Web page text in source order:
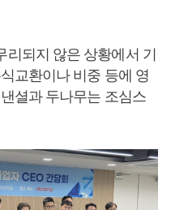
되지 않은 상황에서 기
교환이나 비중 등에 영
셜과 두나무는 조심스